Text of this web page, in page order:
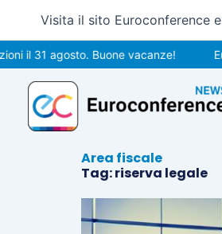
contenuto
Visita il sito Euroconference
il 31 agosto. Buone vacanze!
Area fiscale
Tag: riserva legale